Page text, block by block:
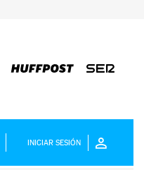
INICIAR SESIÓN